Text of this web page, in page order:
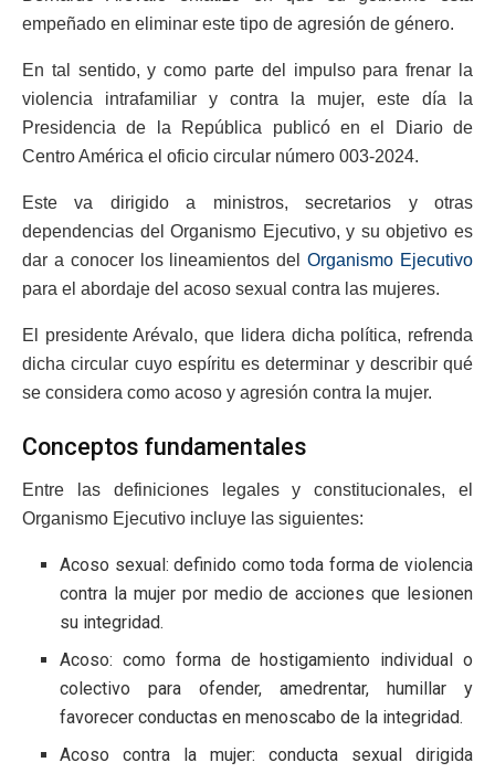
empeñado en eliminar este tipo de agresión de género.
En tal sentido, y como parte del impulso para frenar la
violencia intrafamiliar y contra la mujer, este día la
Presidencia de la República publicó en el Diario de
Centro América el oficio circular número 003-2024.
Este va dirigido a ministros, secretarios y otras
dependencias del Organismo Ejecutivo, y su objetivo es
dar a conocer los lineamientos del Organismo Ejecutivo
para el abordaje del acoso sexual contra las mujeres.
El presidente Arévalo, que lidera dicha política, refrenda
dicha circular cuyo espíritu es determinar y describir qué
se considera como acoso y agresión contra la mujer.
Conceptos fundamentales
Entre las definiciones legales y constitucionales, el
Organismo Ejecutivo incluye las siguientes:
Acoso sexual: definido como toda forma de violencia
contra la mujer por medio de acciones que lesionen
su integridad.
Acoso: como forma de hostigamiento individual o
colectivo para ofender, amedrentar, humillar y
favorecer conductas en menoscabo de la integridad.
Acoso contra la mujer: conducta sexual dirigida